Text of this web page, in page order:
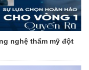
nghệ thẩm mỹ đột